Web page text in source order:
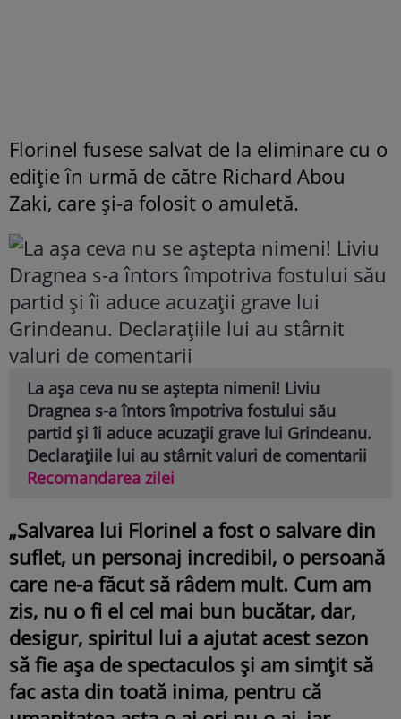
Florinel fusese salvat de la eliminare cu o
ediție în urmă de către Richard Abou
Zaki, care și-a folosit o amuletă.
La așa ceva nu se aștepta nimeni! Liviu
Dragnea s-a întors împotriva fostului său
partid și îi aduce acuzații grave lui Grindeanu.
Declarațiile lui au stârnit valuri de comentarii
Recomandarea zilei
„Salvarea lui Florinel a fost o salvare din
suflet, un personaj incredibil, o persoană
care ne-a făcut să râdem mult. Cum am
zis, nu o fi el cel mai bun bucătar, dar,
desigur, spiritul lui a ajutat acest sezon
să fie așa de spectaculos și am simțit să
fac asta din toată inima, pentru că